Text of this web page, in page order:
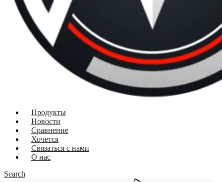
Продукты
Новости
Сравнение
Хочется
Связаться с нами
О нас
Search